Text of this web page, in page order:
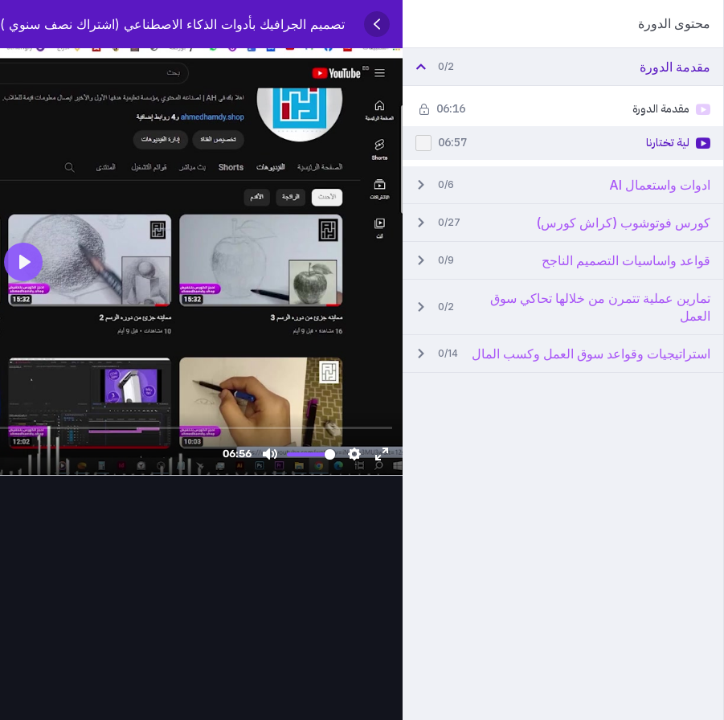
محتوى الدورة
مقدمة الدورة 0/2
مقدمة الدورة
06:16
لية تختارنا
06:57
ادوات واستعمال AI 0/6
كورس فوتوشوب (كراش كورس) 0/27
قواعد واساسيات التصميم الناجح 0/9
تمارين عملية تتمرن من خلالها تحاكي سوق
العمل
0/2
استراتيجيات وقواعد سوق العمل وكسب المال 0/14
تصميم الجرافيك بأدوات الذكاء الاصطناعي (اشتراك نصف سنوي )